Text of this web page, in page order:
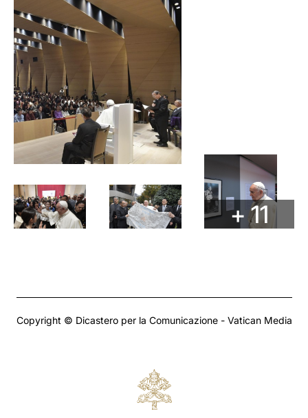
+ 11
Copyright © Dicastero per la Comunicazione - Vatican Media